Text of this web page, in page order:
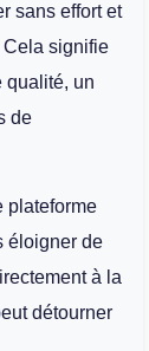
sans effort et
Cela signifie
qualité, un
de
plateforme
éloigner de
à la
détourner